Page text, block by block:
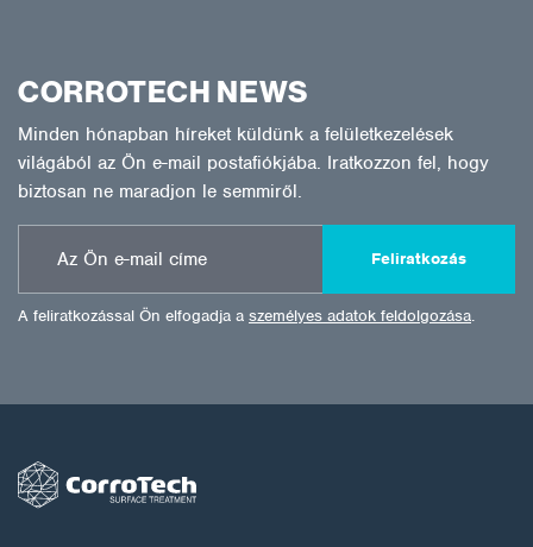
CORROTECH NEWS
Minden hónapban híreket küldünk a felületkezelések
világából az Ön e-mail postafiókjába. Iratkozzon fel, hogy
biztosan ne maradjon le semmiről.
Feliratkozás
A feliratkozással Ön elfogadja a személyes adatok feldolgozása.